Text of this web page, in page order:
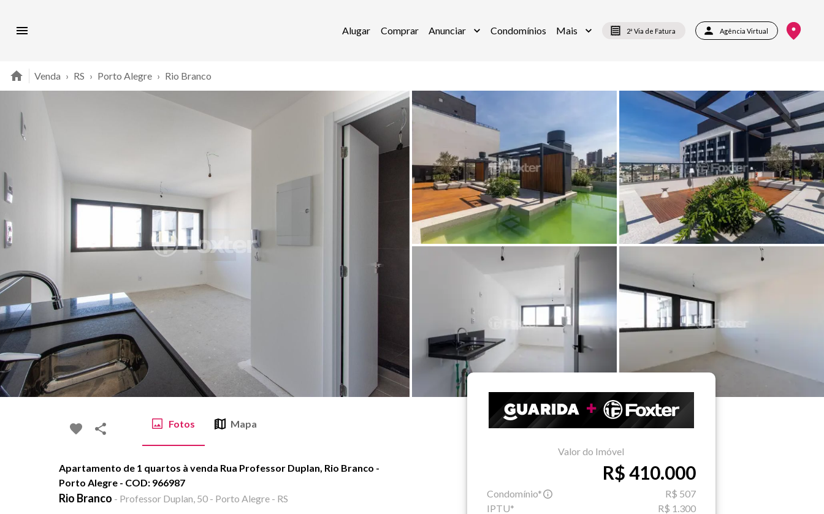
Alugar Comprar Anunciar Condomínios Mais 2ª Via de Fatura Agência Virtual
Venda › RS › Porto Alegre › Rio Branco
Fotos Mapa
Apartamento de 1 quartos à venda Rua Professor Duplan, Rio Branco -
Porto Alegre - COD: 966987
Rio Branco - Professor Duplan, 50 - Porto Alegre - RS
Valor do Imóvel
R$ 410.000
Condomínio*
R$ 507
IPTU*
R$ 1.300